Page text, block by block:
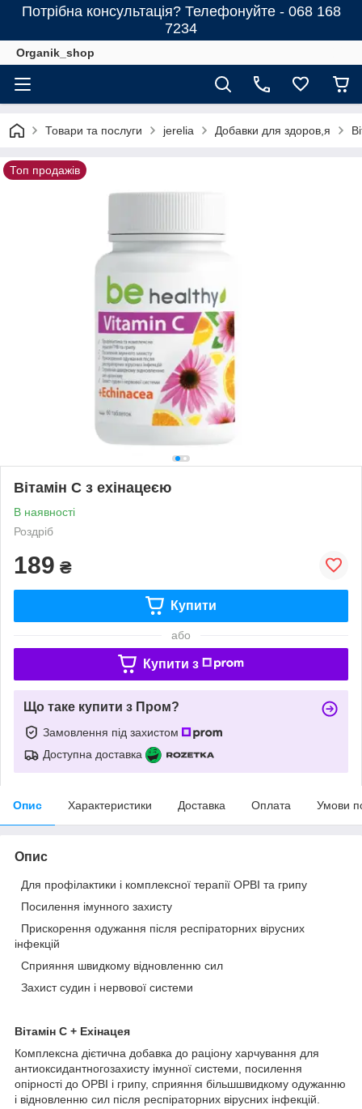
Потрібна консультація? Телефонуйте - 068 168
7234
Organik_shop
Товари та послуги jerelia Добавки для здоров,я
Топ продажів
Вітамін С з ехінацеєю
В наявності
Роздріб
189 ₴
Купити
або
Купити з
Що таке купити з Пром?
Замовлення під захистом
Доступна доставка
Опис Характеристики Доставка Оплата Умови
Опис
Для профілактики і комплексної терапії ОРВІ та грипу
Посилення імунного захисту
Прискорення одужання після респіраторних вірусних
інфекцій
Сприяння швидкому відновленню сил
Захист судин і нервової системи
Вітамін С + Ехінацея
Комплексна дієтична добавка до раціону харчування для
антиоксидантногозахисту імунної системи, посилення
опірності до ОРВІ і грипу, сприяння більшшвидкому одужанню
і відновленню сил після респіраторних вірусних інфекцій.